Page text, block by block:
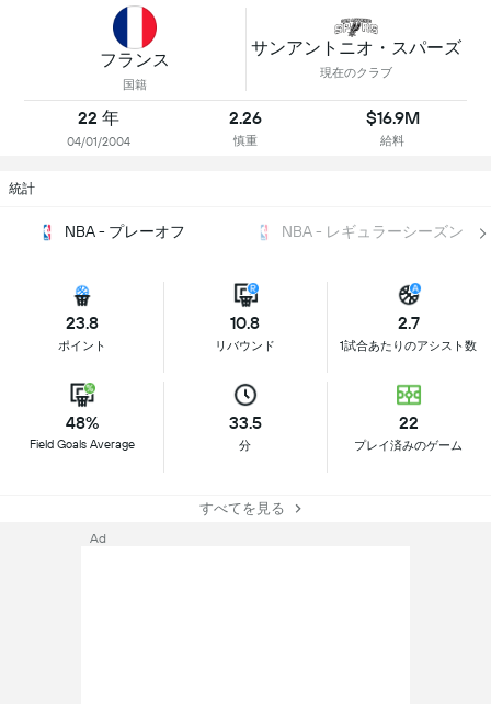
フランス
国籍
サンアントニオ・スパーズ
現在のクラブ
22 年
04/01/2004
2.26
慎重
$16.9M
給料
統計
NBA - プレーオフ NBA - レギュラーシーズン
23.8
ポイント
10.8
リバウンド
2.7
1試合あたりのアシスト数
48%
Field Goals Average
33.5
分
22
プレイ済みのゲーム
すべてを見る
Ad